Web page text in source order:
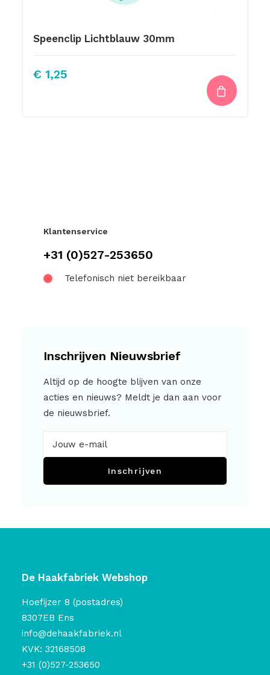
Speenclip Lichtblauw 30mm
€ 1,25
Klantenservice
+31 (0)527-253650
Telefonisch niet bereikbaar
Inschrijven Nieuwsbrief
Altijd op de hoogte blijven van onze
acties en nieuws? Meldt je dan aan voor
de nieuwsbrief.
Inschrijven
De Haakfabriek Webshop
Hoefijzer 8 (postadres)
8307EB Ens
info@dehaakfabriek.nl
KVK: 32168508
+31 (0)527-253650